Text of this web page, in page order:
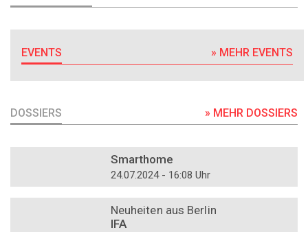
EVENTS » MEHR EVENTS
DOSSIERS » MEHR DOSSIERS
Smarthome
24.07.2024 - 16:08 Uhr
Neuheiten aus Berlin
IFA